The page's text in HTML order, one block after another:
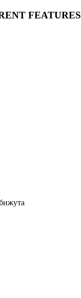
FEATURES